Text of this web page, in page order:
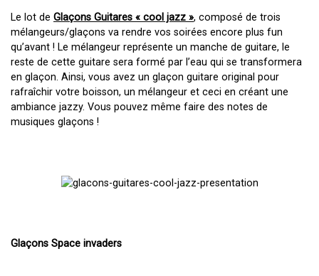
Le lot de Glaçons Guitares « cool jazz », composé de trois
mélangeurs/glaçons va rendre vos soirées encore plus fun
qu’avant ! Le mélangeur représente un manche de guitare, le
reste de cette guitare sera formé par l’eau qui se transformera
en glaçon. Ainsi, vous avez un glaçon guitare original pour
rafraîchir votre boisson, un mélangeur et ceci en créant une
ambiance jazzy. Vous pouvez même faire des notes de
musiques glaçons !
Glaçons Space invaders